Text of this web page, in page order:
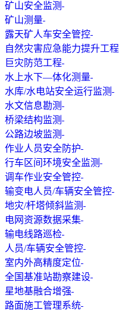
矿山安全监测
矿山测量
露天矿人车安全管控
自然灾害应急能力提升工程
巨灾防范工程
水上水下—体化测量
水库/水电站安全运行监测
水文信息勘测
桥梁结构监测
公路边坡监测
作业人员安全防护
行车区间环境安全监测
调车作业安全管控
输变电人员/车辆安全管控
地灾/杆塔倾斜监测
电网资源数据采集
输电线路巡检
人员/车辆安全管控
室内外高精度定位
全国基准站勘察建设
星地基融合增强
路面施工管理系统